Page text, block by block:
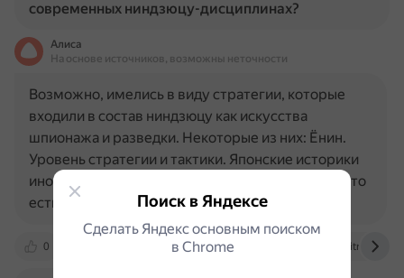
современных ниндзюцу-дисциплинах?
Алиса
На основе источников, возможны неточности
0 ru.wikipedia.org kartaslov.ru www.litres.ru
Возможно, имелись в виду стратегии, которые
входили в состав ниндзюцу как искусства
шпионажа и разведки. Некоторые из них: Ёнин.
Уровень стратегии и тактики. Японские историки
иногда называют этот раздел дзуйно ниндзюцу, то
есть «мозговое…Поиск в Яндексе
Сделать Яндекс основным поиском
в Сhrome